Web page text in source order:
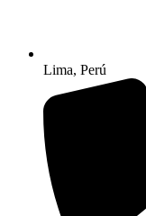
Lima, Perú